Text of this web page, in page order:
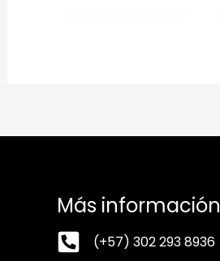
Más información
(+57) 302 293 8936